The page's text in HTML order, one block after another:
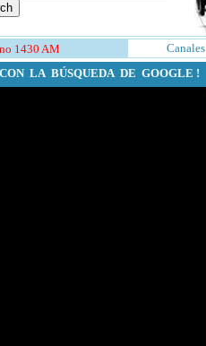
1430 AM Canales
LA BÚSQUEDA DE GOOGLE !